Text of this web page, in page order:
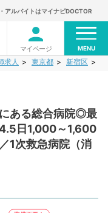
アルバイトはマイナビDOCTOR
マイページ MENU
求人 東京都 新宿区
ある総合病院◎最
日1,000～1,600
1次救急病院（消